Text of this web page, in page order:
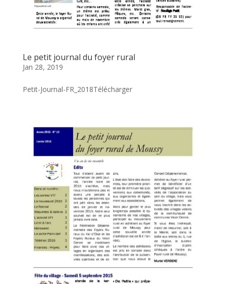
Le petit journal du foyer rural
Jan 28, 2019
Petit-Journal-FR_2018Télécharger